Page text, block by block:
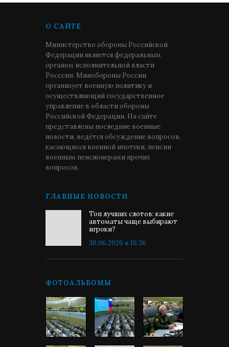
О САЙТЕ
Министерство обороны Российской
Федерации является федеральным
органом исполнительной власти
Росссии. Минобороны России
организует военную политику и
осуществляющий государственное
управление в области обороны
Российской Федерации. На сайте
представлены последние военные
новости, ведётся обсуждение вопросов,
касающихся военной ипотеки, пенсии
военным пенсионерами прочих
вопросов.
ГЛАВНЫЕ НОВОСТИ
Топ лучших слотов: какие
автоматы чаще выбирают
игроки?
30.06.2026 в 16:36
ФОТОАЛЬБОМЫ